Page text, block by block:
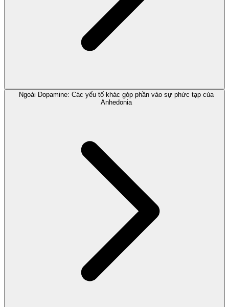
Ngoài Dopamine: Các yếu tố khác góp phần vào sự phức tạp của
Anhedonia